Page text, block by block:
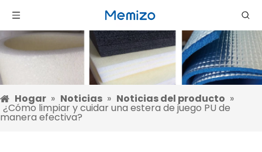
Hogar » Noticias » Noticias del producto »
¿Cómo limpiar y cuidar una estera de juego PU de
manera efectiva?